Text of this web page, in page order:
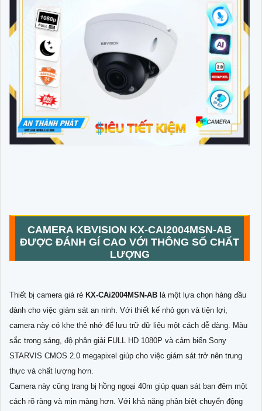
CAMERA KBVISION KX-CAI2004MSN-AB
ĐƯỢC ĐÁNH GÍ CAO VỚI THÔNG SỐ CHẤT
LƯỢNG
Thiết bị camera giá rẻ KX-CAi2004MSN-AB là một lựa chọn hàng đầu
dành cho việc giám sát an ninh. Với thiết kế nhỏ gọn và tiện lợi,
camera này có khe thẻ nhớ để lưu trữ dữ liệu một cách dễ dàng. Màu
sắc trong sáng, độ phân giải FULL HD 1080P và cảm biến Sony
STARVIS CMOS 2.0 megapixel giúp cho việc giám sát trở nên trung
thực và chất lượng hơn.
Camera này cũng trang bị hồng ngoại 40m giúp quan sát ban đêm một
cách rõ ràng và mịn màng hơn. Với khả năng phân biệt chuyển động